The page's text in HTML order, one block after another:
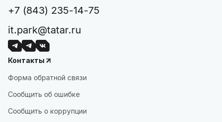
+7 (843) 235-14-75
it.park@tatar.ru
Контакты
Форма обратной связи
Сообщить об ошибке
Сообщить о коррупции